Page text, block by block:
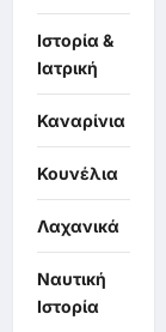
Ιστορία &
Ιατρική
Καναρίνια
Κουνέλια
Λαχανικά
Ναυτική
Ιστορία